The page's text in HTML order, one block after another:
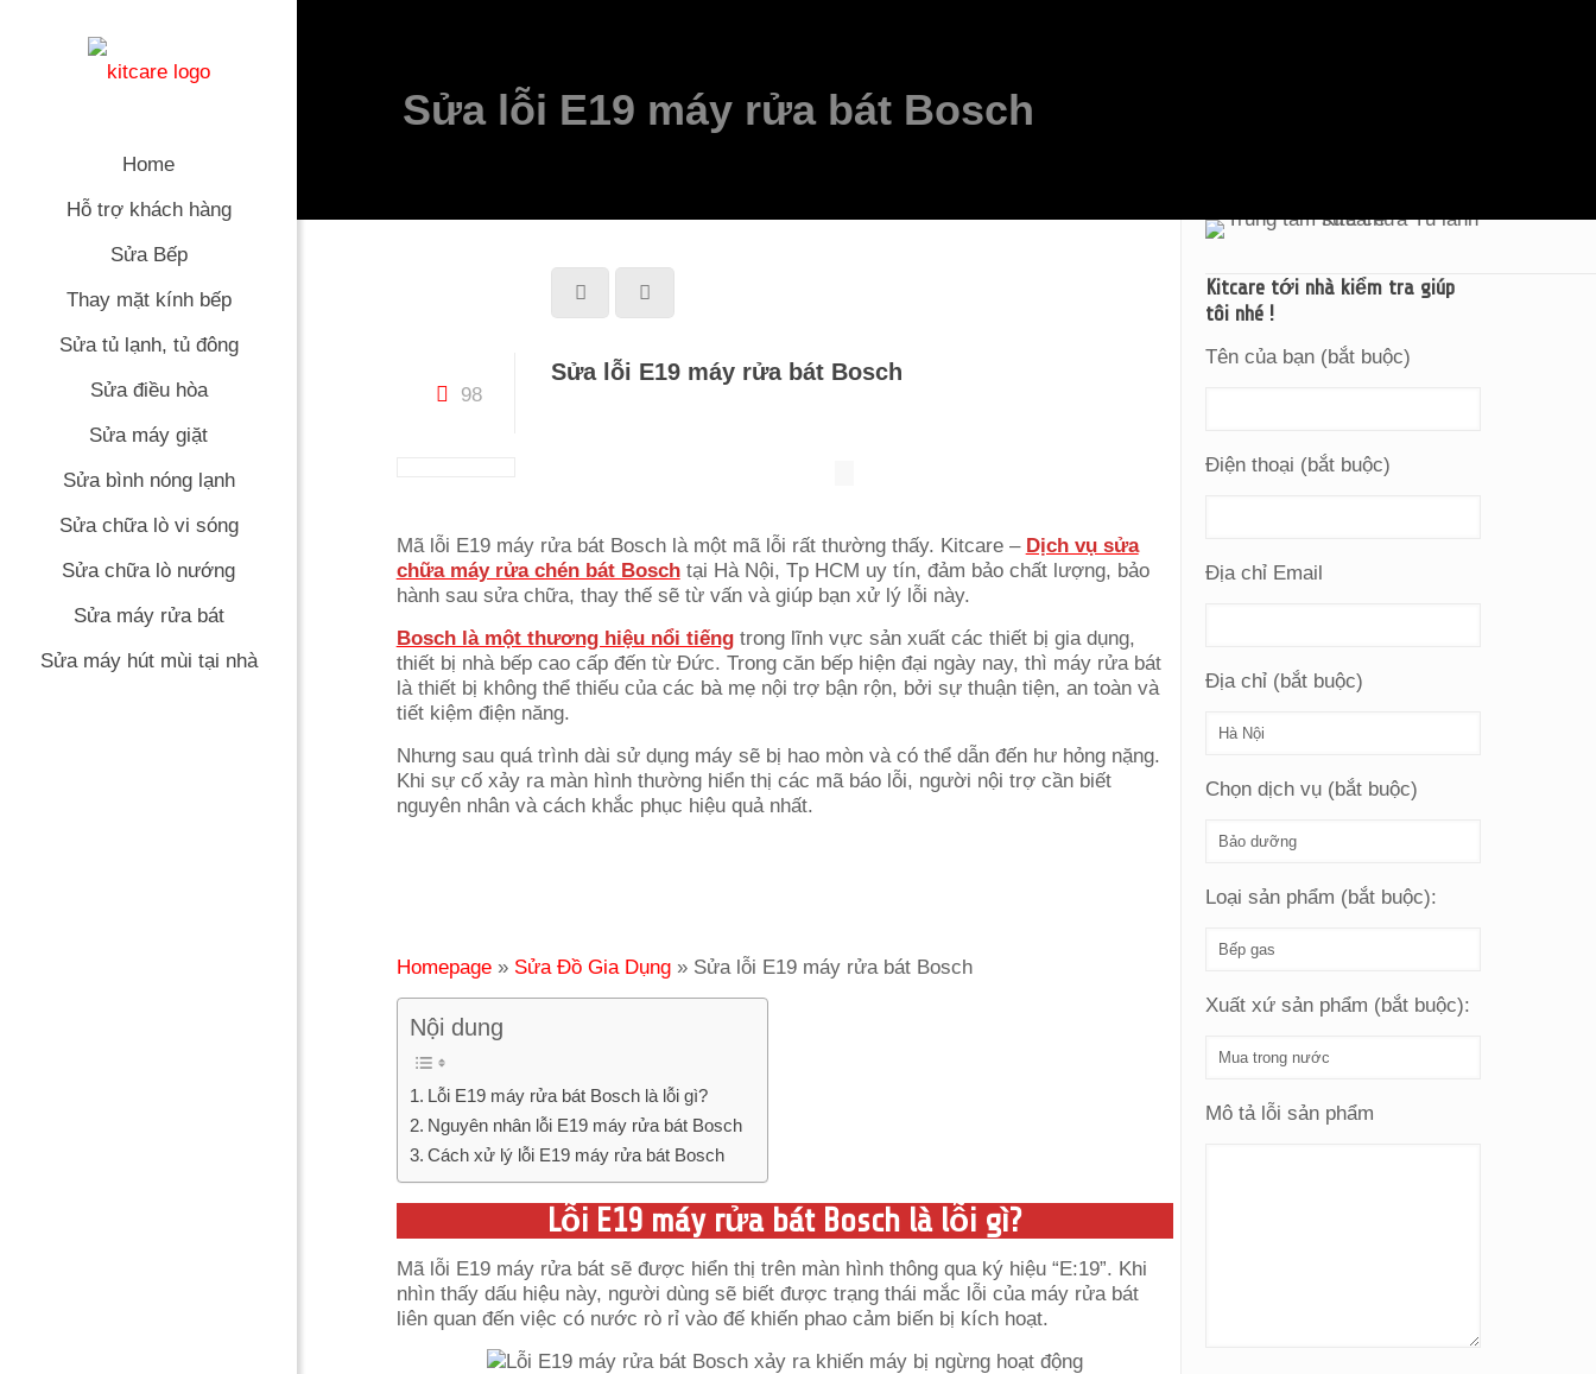
Home
Hỗ trợ khách hàng
Sửa Bếp
Thay mặt kính bếp
Sửa tủ lạnh, tủ đông
Sửa điều hòa
Sửa máy giặt
Sửa bình nóng lạnh
Sửa chữa lò vi sóng
Sửa chữa lò nướng
Sửa máy rửa bát
Sửa máy hút mùi tại nhà
Sửa lỗi E19 máy rửa bát Bosch
98
Sửa lỗi E19 máy rửa bát Bosch
Mã lỗi E19 máy rửa bát Bosch là một mã lỗi rất thường thấy. Kitcare – Dịch vụ sửa
chữa máy rửa chén bát Boschtại Hà Nội, Tp HCM uy tín, đảm bảo chất lượng, bảo
hành sau sửa chữa, thay thế sẽ từ vấn và giúp bạn xử lý lỗi này.
Bosch là một thương hiệu nổi tiếngtrong lĩnh vực sản xuất các thiết bị gia dụng,
thiết bị nhà bếp cao cấp đến từ Đức. Trong căn bếp hiện đại ngày nay, thì máy rửa bát
là thiết bị không thể thiếu của các bà mẹ nội trợ bận rộn, bởi sự thuận tiện, an toàn và
tiết kiệm điện năng.
Nhưng sau quá trình dài sử dụng máy sẽ bị hao mòn và có thể dẫn đến hư hỏng nặng.
Khi sự cố xảy ra màn hình thường hiển thị các mã báo lỗi, người nội trợ cần biết
nguyên nhân và cách khắc phục hiệu quả nhất.
Homepage» Sửa Đồ Gia Dụng» Sửa lỗi E19 máy rửa bát Bosch
Nội dung
Lỗi E19 máy rửa bát Bosch là lỗi gì?
Nguyên nhân lỗi E19 máy rửa bát Bosch
Cách xử lý lỗi E19 máy rửa bát Bosch
Lỗi E19 máy rửa bát Bosch là lỗi gì?
Mã lỗi E19 máy rửa bát sẽ được hiển thị trên màn hình thông qua ký hiệu “E:19”. Khi
nhìn thấy dấu hiệu này, người dùng sẽ biết được trạng thái mắc lỗi của máy rửa bát
liên quan đến việc có nước rò rỉ vào đế khiến phao cảm biến bị kích hoạt.
Kitcare tới nhà kiểm tra giúp
tôi nhé !
Tên của bạn (bắt buộc)
Điện thoại (bắt buộc)
Địa chỉ Email
Địa chỉ (bắt buộc)
Chọn dịch vụ (bắt buộc)
Loại sản phẩm (bắt buộc):
Xuất xứ sản phẩm (bắt buộc):
Mô tả lỗi sản phẩm